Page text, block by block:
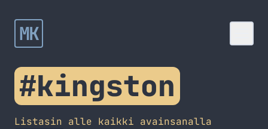
MK
#kingston
Listasin alle kaikki avainsanalla